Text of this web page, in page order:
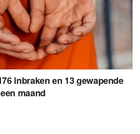
inbraken en 13 gewapende
maand